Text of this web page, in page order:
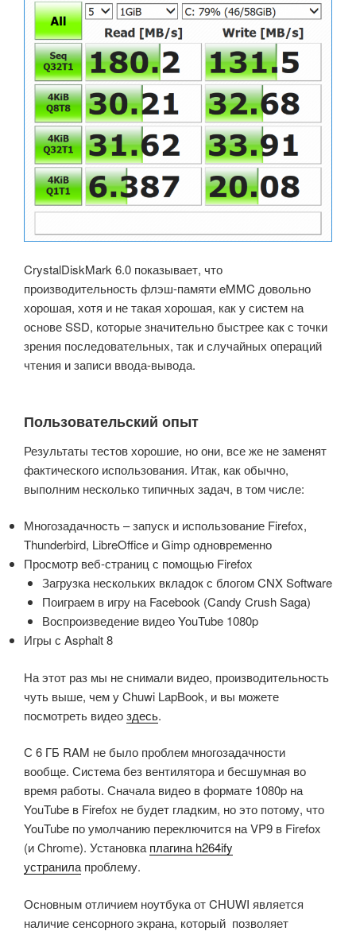
CrystalDiskMark 6.0 показывает, что
производительность флэш-памяти eMMC довольно
хорошая, хотя и не такая хорошая, как у систем на
основе SSD, которые значительно быстрее как с точки
зрения последовательных, так и случайных операций
чтения и записи ввода-вывода.
Пользовательский опыт
Результаты тестов хорошие, но они, все же не заменят
фактического использования. Итак, как обычно,
выполним несколько типичных задач, в том числе:
Многозадачность – запуск и использование Firefox,
Thunderbird, LibreOffice и Gimp одновременно
Просмотр веб-страниц с помощью Firefox
Загрузка нескольких вкладок с блогом CNX Software
Поиграем в игру на Facebook (Candy Crush Saga)
Воспроизведение видео YouTube 1080p
Игры с Asphalt 8
На этот раз мы не снимали видео, производительность
чуть выше, чем у Chuwi LapBook, и вы можете
посмотреть видеоздесь.
С 6 ГБ RAM не было проблем многозадачности
вообще. Система без вентилятора и бесшумная во
время работы. Сначала видео в формате 1080p на
YouTube в Firefox не будет гладким, но это потому, что
YouTube по умолчанию переключится на VP9 в Firefox
(и Chrome). Установкаплагина h264ify
устранилапроблему.
Основным отличием ноутбука от CHUWI является
наличие сенсорного экрана, который позволяет